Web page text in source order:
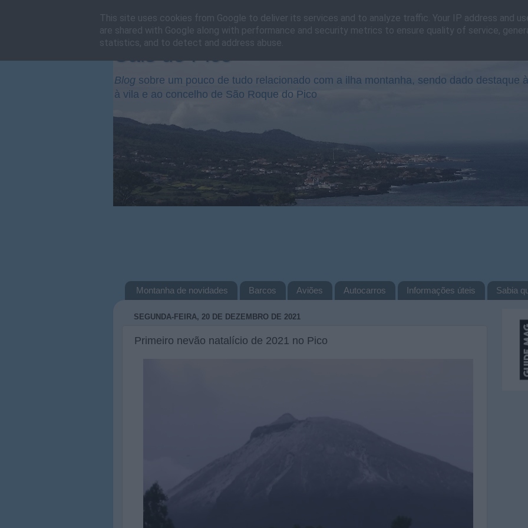
Cais do Pico
Blog sobre um pouco de tudo relacionado com a ilha montanha, sendo dado destaque
à vila e ao concelho de São Roque do Pico
Montanha de novidades Barcos Aviões Autocarros Informações úteis Sabia
SEGUNDA-FEIRA, 20 DE DEZEMBRO DE 2021
Primeiro nevão natalício de 2021 no Pico
This site uses cookies from Google to deliver its services and to analyze traffic. Your IP address and
are shared with Google along with performance and security metrics to ensure quality of service,
statistics, and to detect and address abuse.